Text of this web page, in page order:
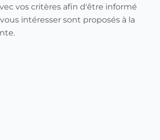
vos critères afin d'être informé
intéresser sont proposés à la